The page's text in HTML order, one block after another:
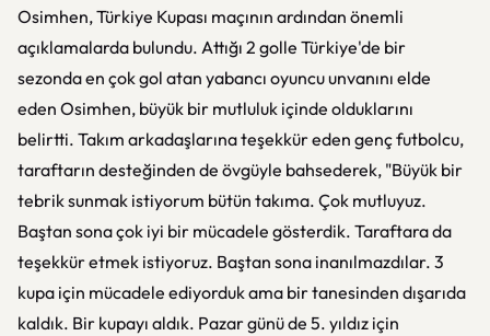
Osimhen, Türkiye Kupası maçının ardından önemli
açıklamalarda bulundu. Attığı 2 golle Türkiye'de bir
sezonda en çok gol atan yabancı oyuncu unvanını elde
eden Osimhen, büyük bir mutluluk içinde olduklarını
belirtti. Takım arkadaşlarına teşekkür eden genç futbolcu,
taraftarın desteğinden de övgüyle bahsederek, "Büyük bir
tebrik sunmak istiyorum bütün takıma. Çok mutluyuz.
Baştan sona çok iyi bir mücadele gösterdik. Taraftara da
teşekkür etmek istiyoruz. Baştan sona inanılmazdılar. 3
kupa için mücadele ediyorduk ama bir tanesinden dışarıda
kaldık. Bir kupayı aldık. Pazar günü de 5. yıldız için